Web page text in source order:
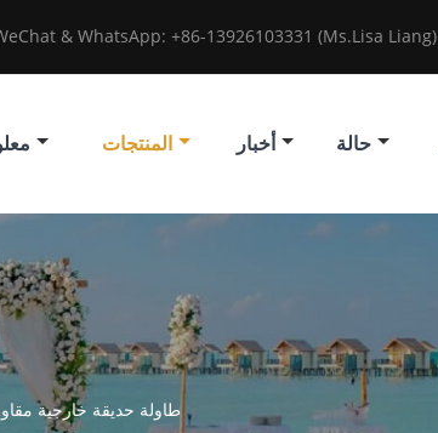
& WhatsApp: +86-13926103331 (Ms.Lisa Liang)
المنتجات أخبار حالة
طاولة حديقة خارجية